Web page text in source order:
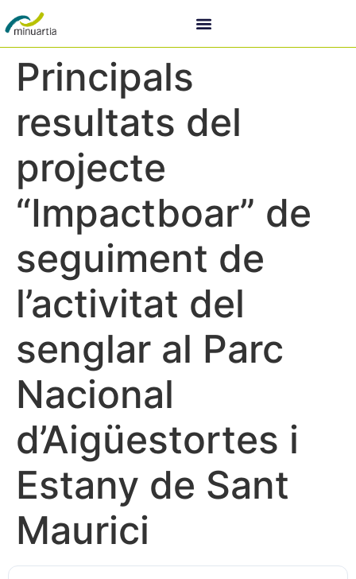
Principals
resultats del
projecte
“Impactboar” de
seguiment de
l’activitat del
senglar al Parc
Nacional
d’Aigüestortes i
Estany de Sant
Maurici